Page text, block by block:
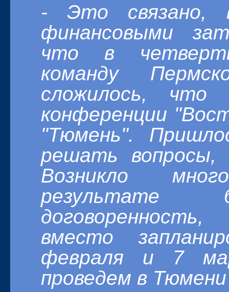
-Это связано,
финансовыми
что в
команду
сложилось,
конференции
"Тюмень".
решать вопросы,
Возникло
результате
вместо
февраля и 7
проведем в